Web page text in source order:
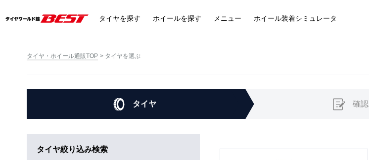
タイヤを探す ホイールを探す メニュー ホイール装着シミュレータ
タイヤ・ホイール通販TOP タイヤを選ぶ
タイヤ 確認
タイヤ絞り込み検索